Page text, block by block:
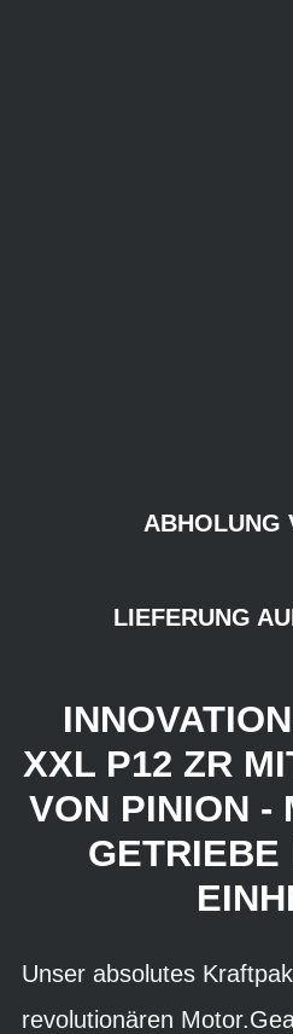
ABHOLUNG
LIEFERUNG
XXL P12 ZR
VON PINION -
GETRIEBE
Unser absolutes
revolutionären